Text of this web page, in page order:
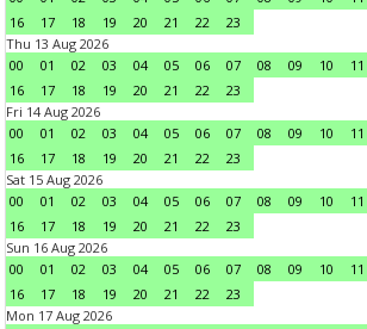
16
17 18 19 20 21 22
23
Thu 13 Aug 2026
00
01 02 03 04 05 06 07 08 09 10 11
16
17 18 19 20 21 22
23
Fri 14 Aug 2026
00
01 02 03 04 05 06 07 08 09 10 11
16
17 18 19 20 21 22
23
Sat 15 Aug 2026
00
01 02 03 04 05 06 07 08 09 10 11
16
17 18 19 20 21 22
23
Sun 16 Aug 2026
00
01 02 03 04 05 06 07 08 09 10 11
16
17 18 19 20 21 22
23
Mon 17 Aug 2026